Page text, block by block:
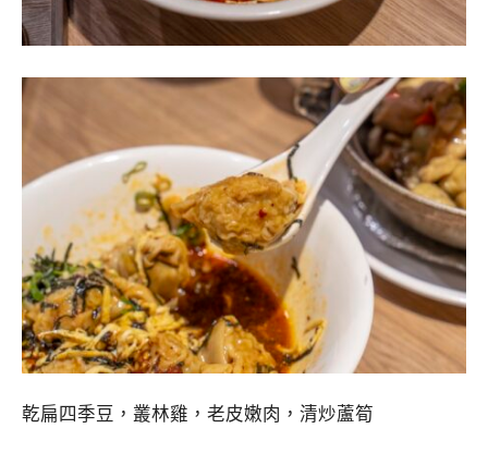
乾扁四季豆，叢林雞，老皮嫩肉，清炒蘆筍